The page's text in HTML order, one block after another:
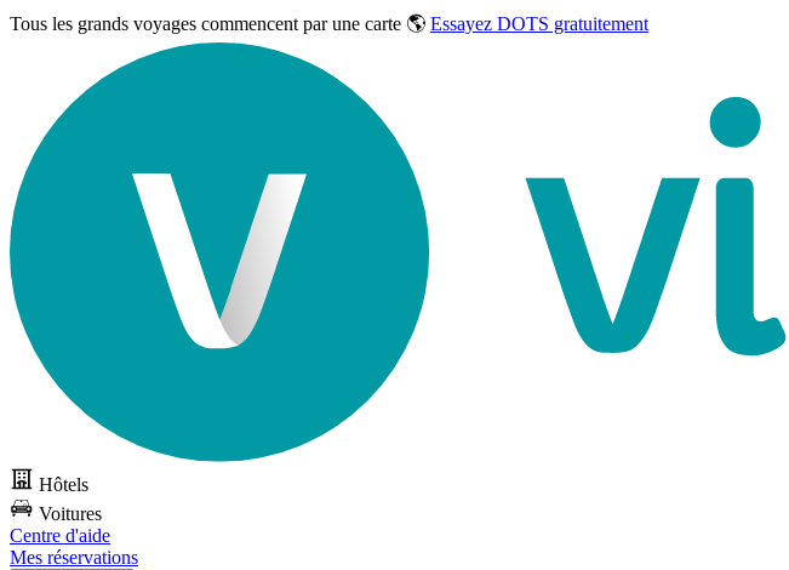
Tous les grands voyages commencent par une carte 🌎 Essayez DOTS gratuitement
Hôtels
Voitures
Centre d'aide
Mes réservations